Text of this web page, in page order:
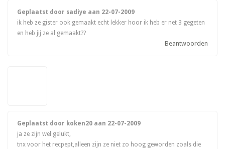
Geplaatst door sadiye aan 22-07-2009
ik heb ze gister ook gemaakt echt lekker hoor ik heb er net 3 gegeten
en heb jij ze al gemaakt??
Beantwoorden
Geplaatst door koken20 aan 22-07-2009
ja ze zijn wel gelukt,
tnx voor het recpept,alleen zijn ze niet zo hoog geworden zoals die